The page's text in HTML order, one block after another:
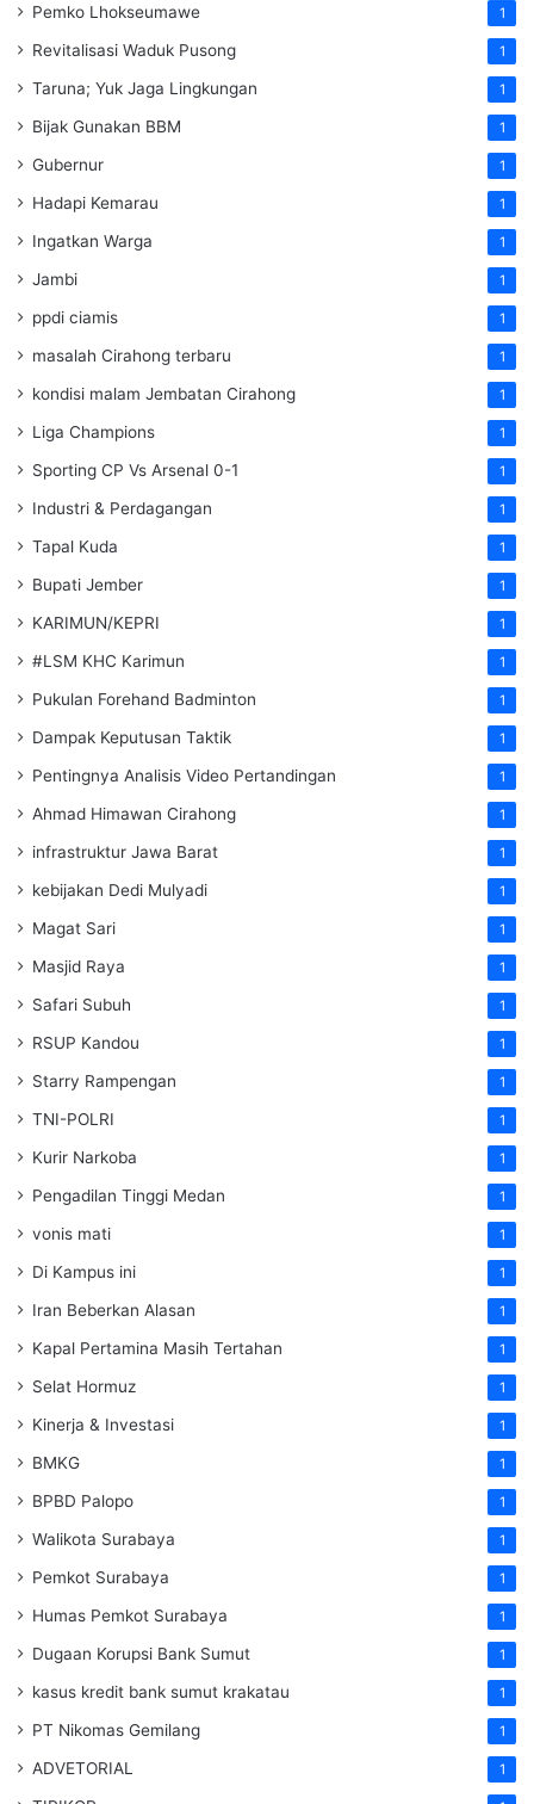
Pemko Lhokseumawe 1
Revitalisasi Waduk Pusong 1
Taruna; Yuk Jaga Lingkungan 1
Bijak Gunakan BBM 1
Gubernur 1
Hadapi Kemarau 1
Ingatkan Warga 1
Jambi 1
ppdi ciamis 1
masalah Cirahong terbaru 1
kondisi malam Jembatan Cirahong 1
Liga Champions 1
Sporting CP Vs Arsenal 0-1 1
Industri & Perdagangan 1
Tapal Kuda 1
Bupati Jember 1
KARIMUN/KEPRI 1
#LSM KHC Karimun 1
Pukulan Forehand Badminton 1
Dampak Keputusan Taktik 1
Pentingnya Analisis Video Pertandingan 1
Ahmad Himawan Cirahong 1
infrastruktur Jawa Barat 1
kebijakan Dedi Mulyadi 1
Magat Sari 1
Masjid Raya 1
Safari Subuh 1
RSUP Kandou 1
Starry Rampengan 1
TNI-POLRI 1
Kurir Narkoba 1
Pengadilan Tinggi Medan 1
vonis mati 1
Di Kampus ini 1
Iran Beberkan Alasan 1
Kapal Pertamina Masih Tertahan 1
Selat Hormuz 1
Kinerja & Investasi 1
BMKG 1
BPBD Palopo 1
Walikota Surabaya 1
Pemkot Surabaya 1
Humas Pemkot Surabaya 1
Dugaan Korupsi Bank Sumut 1
kasus kredit bank sumut krakatau 1
PT Nikomas Gemilang 1
ADVETORIAL 1